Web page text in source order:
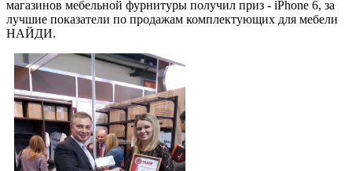
магазинов мебельной фурнитуры получил приз - iPhone 6, за
лучшие показатели по продажам комплектующих для мебели
НАЙДИ.